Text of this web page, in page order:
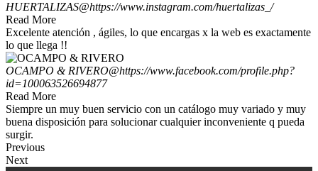
HUERTALIZAS@https://www.instagram.com/huertalizas_/
Read More
Excelente atención , ágiles, lo que encargas x la web es exactamente
lo que llega !!
OCAMPO & RIVERO@https://www.facebook.com/profile.php?
id=100063526694877
Read More
Siempre un muy buen servicio con un catálogo muy variado y muy
buena disposición para solucionar cualquier inconveniente q pueda
surgir.
Previous
Next